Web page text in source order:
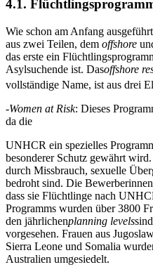
4.1.
Wie schon am Anfang
aus zwei Teilen, dem offshore
das erste ein
Asylsuchende ist. Dasoffshore
vollständige Name, ist aus drei
-Women at Risk: Dieses
da die
UNHCR ein spezielles
besonderer Schutz gewährt
durch Missbrauch, sexuelle
bedroht sind. Die
dass sie Flüchtlinge nach
Programms wurden über 3800
den jährlichenplanning levels
vorgesehen. Frauen aus
Sierra Leone und Somalia
Australien umgesiedelt.